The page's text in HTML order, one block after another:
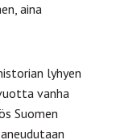
aina
lyhyen
vanha
Suomen